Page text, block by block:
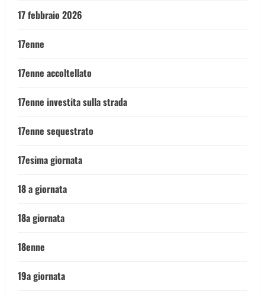
17 febbraio 2026
17enne
17enne accoltellato
17enne investita sulla strada
17enne sequestrato
17esima giornata
18 a giornata
18a giornata
18enne
19a giornata